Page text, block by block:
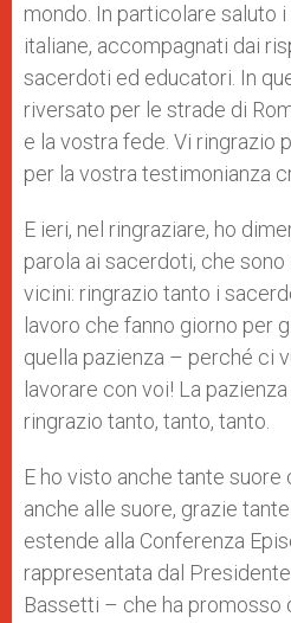
mondo. In particolare saluto
italiane, accompagnati dai
sacerdoti ed educatori. In
riversato per le strade di
e la vostra fede. Vi ringrazio
per la vostra testimonianza
E ieri, nel ringraziare, ho
parola ai sacerdoti, che
vicini: ringrazio tanto i
lavoro che fanno giorno per
quella pazienza – perché ci
lavorare con voi! La
ringrazio tanto, tanto, tanto.
E ho visto anche tante suore
anche alle suore, grazie
estende alla Conferenza
rappresentata dal
Bassetti – che ha promosso